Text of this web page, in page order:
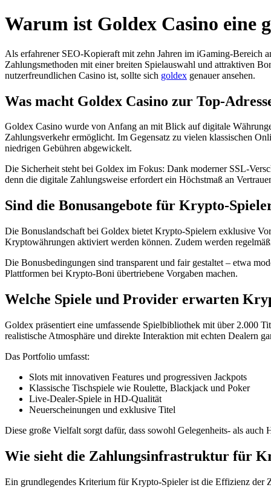
Warum ist Goldex Casino eine
Als erfahrener SEO-Kopieraft mit zehn Jahren im iGaming-Bereich
Zahlungsmethoden mit einer breiten Spielauswahl und attraktiven
nutzerfreundlichen Casino ist, sollte sich goldex genauer ansehen.
Was macht Goldex Casino zur Top-
Goldex Casino wurde von Anfang an mit Blick auf digitale
Zahlungsverkehr ermöglicht. Im Gegensatz zu vielen klassischen
niedrigen Gebühren abgewickelt.
Die Sicherheit steht bei Goldex im Fokus: Dank moderner SSL-
denn die digitale Zahlungsweise erfordert ein Höchstmaß an
Sind die Bonusangebote für Krypto-
Die Bonuslandschaft bei Goldex bietet Krypto-Spielern exklusive
Kryptowährungen aktiviert werden können. Zudem werden
Die Bonusbedingungen sind transparent und fair gestaltet – etwa
Plattformen bei Krypto-Boni übertriebene Vorgaben machen.
Welche Spiele und Provider erwarten
Goldex präsentiert eine umfassende Spielbibliothek mit über 2.000
realistische Atmosphäre und direkte Interaktion mit echten Dealern
Das Portfolio umfasst:
Slots mit innovativen Features und progressiven Jackpots
Klassische Tischspiele wie Roulette, Blackjack und Poker
Live-Dealer-Spiele in HD-Qualität
Neuerscheinungen und exklusive Titel
Diese große Vielfalt sorgt dafür, dass sowohl Gelegenheits- als
Wie sieht die Zahlungsinfrastruktur für
Ein grundlegendes Kriterium für Krypto-Spieler ist die Effizienz der